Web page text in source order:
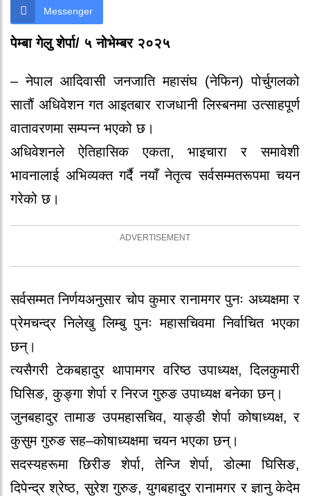
Messenger
पेम्बा गेलु शेर्पा/ ५ नोभेम्बर २०२५
– नेपाल आदिवासी जनजाति महासंघ (नेफिन) पोर्चुगलको
सातौं अधिवेशन गत आइतबार राजधानी लिस्बनमा उत्साहपूर्ण
वातावरणमा सम्पन्न भएको छ।
अधिवेशनले ऐतिहासिक एकता, भाइचारा र समावेशी
भावनालाई अभिव्यक्त गर्दै नयाँ नेतृत्व सर्वसम्मतरूपमा चयन
गरेको छ।
सर्वसम्मत निर्णयअनुसार चोप कुमार रानामगर पुनः अध्यक्षमा र
प्रेमचन्द्र निलेखु लिम्बु पुनः महासचिवमा निर्वाचित भएका
छन्।
त्यसैगरी टेकबहादुर थापामगर वरिष्ठ उपाध्यक्ष, दिलकुमारी
घिसिङ, कुङ्गा शेर्पा र निरज गुरुङ उपाध्यक्ष बनेका छन्।
जुनबहादुर तामाङ उपमहासचिव, याङ्डी शेर्पा कोषाध्यक्ष, र
कुसुम गुरुङ सह–कोषाध्यक्षमा चयन भएका छन्।
सदस्यहरूमा छिरीङ शेर्पा, तेन्जि शेर्पा, डोल्मा घिसिङ,
दिपेन्द्र श्रेष्ठ, सुरेश गुरुङ, युगबहादुर रानामगर र ज्ञानु केदेम